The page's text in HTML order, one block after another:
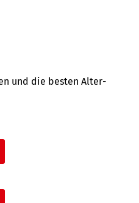
und die besten Alter­